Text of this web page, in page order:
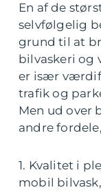
En af de
selvfølgelig
grund til at
bilvaskeri og
er især
trafik og
Men ud over
andre
1. Kvalitet i
mobil